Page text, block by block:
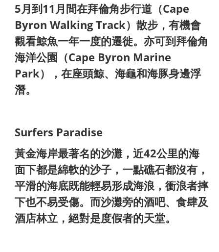
5月到11月間在拜倫角步行道（Cape
Byron Walking Track） 散步，有機會
觀看鯨魚一年一度的遷徙。亦可到拜倫角
海洋公園 （Cape Byron Marine
Park），在座頭鯨、海龜和海豚身邊浮
潛。
Surfers Paradise
黃金海岸最著名的沙灘，近42公里的海
面下都是綿軟的沙子，一點礁石都沒有，
平滑的海底既能輕易形成海浪，衝浪者摔
下也不易受傷。而沙灘旁的酒吧、食肆及
酒店林立，絕對是度假者的天堂。